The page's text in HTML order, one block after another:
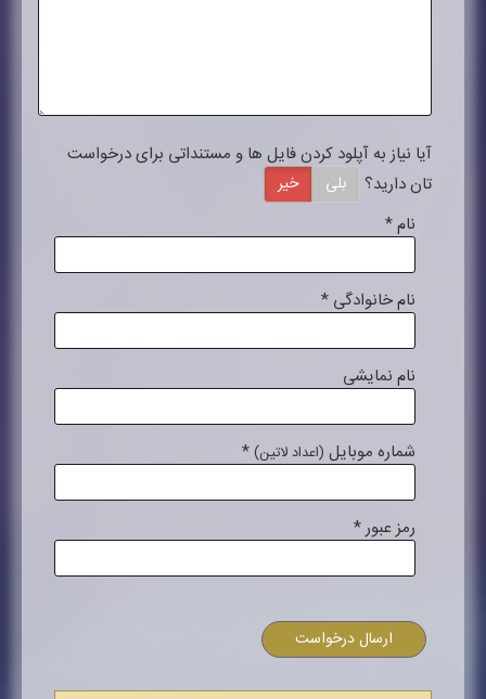
آیا نیاز به آپلود کردن فایل ها و مستنداتی برای درخواست
تان دارید؟
بلی خیر
نام*
نام خانوادگی *
نام نمایشی
شماره موبایل (اعداد لاتین) *
رمز عبور*
ارسال درخواست